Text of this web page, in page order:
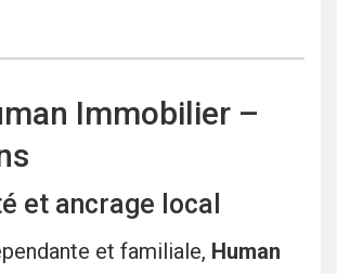
Immobilier –
et ancrage local
et familiale, Human